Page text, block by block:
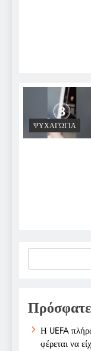
ΨΥΧΑΓΩΓΊΑ
Η UEFA
φέρεται να